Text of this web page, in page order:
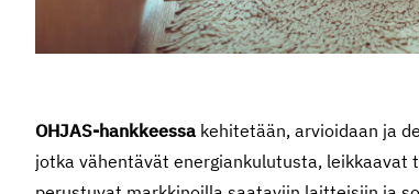
OHJAS-hankkeessa kehitetään, arvioidaan ja
jotka vähentävät energiankulutusta, leikkaavat